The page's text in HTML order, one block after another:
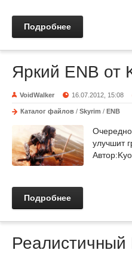
Подробнее
Яркий ENB от
VoidWalker 16.07.2012, 15:08
Каталог файлов / Skyrim / ENB
улучшит
Подробнее
Реалистичный